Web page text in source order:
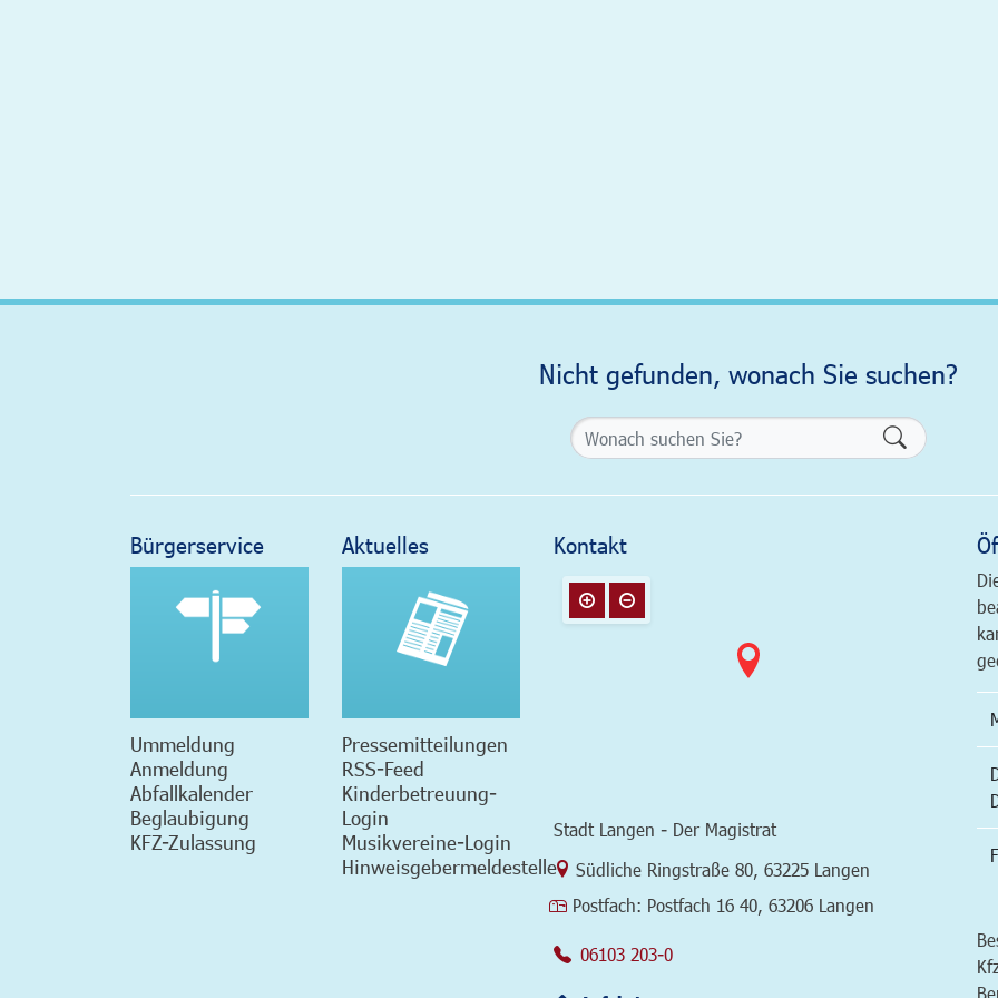
Nicht gefunden, wonach Sie suchen?
Bürgerservice
Ummeldung
Anmeldung
Abfallkalender
Beglaubigung
KFZ-Zulassung
Aktuelles
Pressemitteilungen
RSS-Feed
Kinderbetreuung-
Login
Musikvereine-Login
Hinweisgebermeldestelle
Kontakt
Stadt Langen - Der Magistrat
Link zur Google-Maps Navigation
Südliche Ringstraße 80, 63225 Langen
Postfach: Postfach 16 40, 63206 Langen
06103 203-0